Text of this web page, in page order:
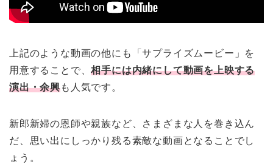
上記のような動画の他にも「サプライズムービー」を
用意することで、相手には内緒にして動画を上映する
演出・余興も人気です。
新郎新婦の恩師や親族など、さまざまな人を巻き込ん
だ、思い出にしっかり残る素敵な動画となることでし
ょう。